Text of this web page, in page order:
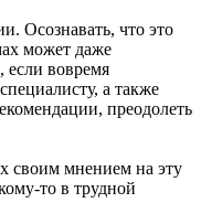
Осознавать, что это
может даже
если вовремя
а также
преодолеть
своим мнением на эту
то в трудной